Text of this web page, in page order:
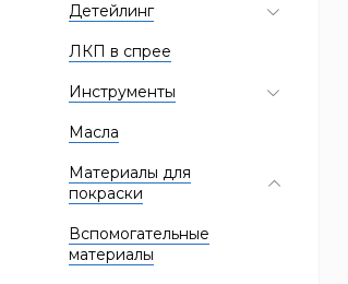
Детейлинг
ЛКП в спрее
Инструменты
Масла
Материалы для
покраски
Вспомогательные
материалы